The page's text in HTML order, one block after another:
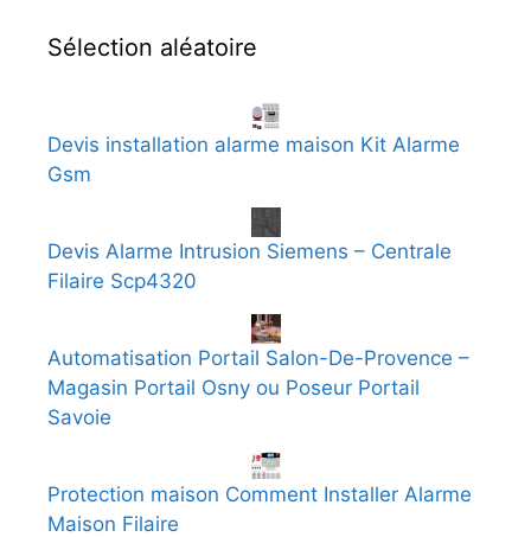
Sélection aléatoire
Devis installation alarme maison Kit Alarme
Gsm
Devis Alarme Intrusion Siemens – Centrale
Filaire Scp4320
Automatisation Portail Salon-De-Provence –
Magasin Portail Osny ou Poseur Portail
Savoie
Protection maison Comment Installer Alarme
Maison Filaire